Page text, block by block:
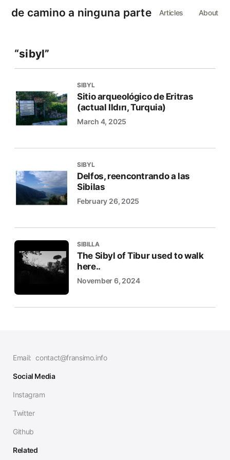
de camino a ninguna parte Articles About
“sibyl”
SIBYL
Sitio arqueológico de Eritras
(actual Ildırı, Turquia)
March 4, 2025
SIBYL
Delfos, reencontrando a las
Sibilas
February 26, 2025
SIBILLA
The Sibyl of Tibur used to walk
here..
November 6, 2024
Email: contact@fransimo.info
Social Media
Instagram
Twitter
Github
Related